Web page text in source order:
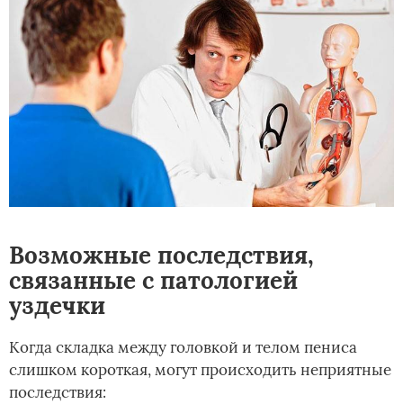
Возможные последствия,
связанные с патологией
уздечки
Когда складка между головкой и телом пениса
слишком короткая, могут происходить неприятные
последствия: